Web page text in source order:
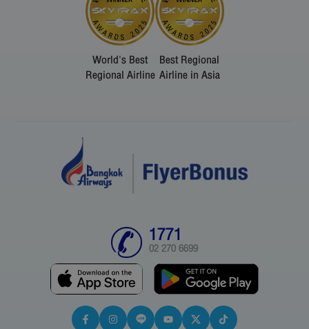
World's Best
Regional Airline
Best Regional
Airline in Asia
1771
02 270 6699